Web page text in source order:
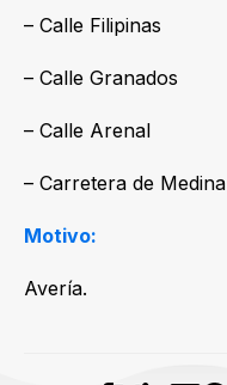
– Calle Filipinas
– Calle Granados
– Calle Arenal
– Carretera de Medina
Motivo:
Avería.